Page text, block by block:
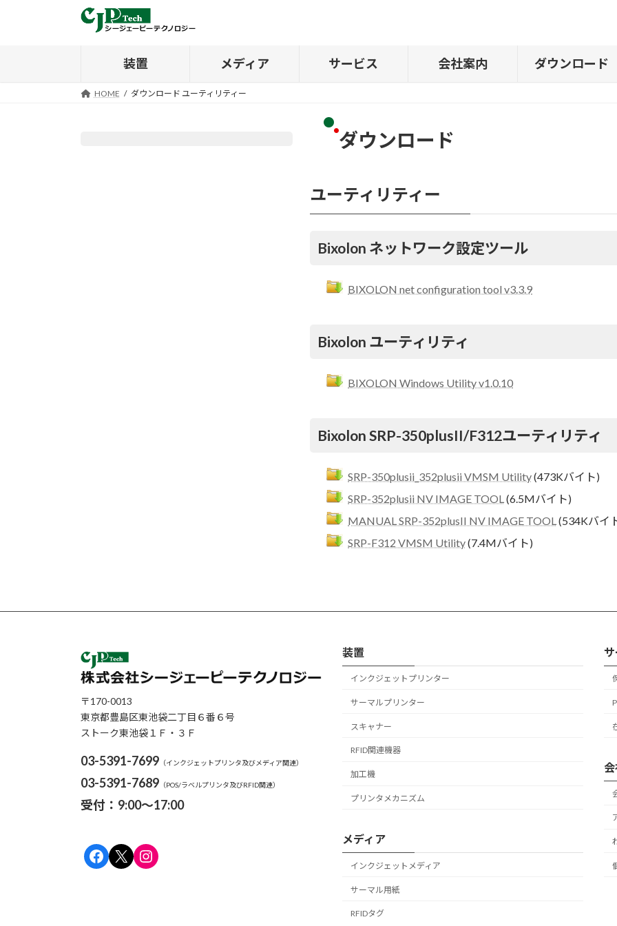
装置 メディア サービス 会社案内 ダウンロード
HOME ダウンロード ユーティリティー
ダウンロード
ユーティリティー
Bixolon ネットワーク設定ツール
BIXOLON net configuration tool v3.3.9
Bixolon ユーティリティ
BIXOLON Windows Utility v1.0.10
Bixolon SRP-350plusII/F312ユーティリティ
SRP-350plusii_352plusii VMSM Utility(473Kバイト)
SRP-352plusii NV IMAGE TOOL (6.5Mバイト)
MANUAL SRP-352plusII NV IMAGE TOOL (534Kバイ
SRP-F312 VMSM Utility(7.4Mバイト)
〒170-0013
東京都豊島区東池袋二丁目６番６号
ストーク東池袋１Ｆ・３Ｆ
03-5391-7699 （インクジェットプリンタ及びメディア関連）
03-5391-7689 （POS/ラベルプリンタ及びRFID関連）
受付：9:00～17:00
Facebook
X Instagram
装置
インクジェットプリンター
サーマルプリンター
スキャナー
RFID関連機器
加工機
プリンタメカニズム
メディア
インクジェットメディア
サーマル用紙
RFIDタグ